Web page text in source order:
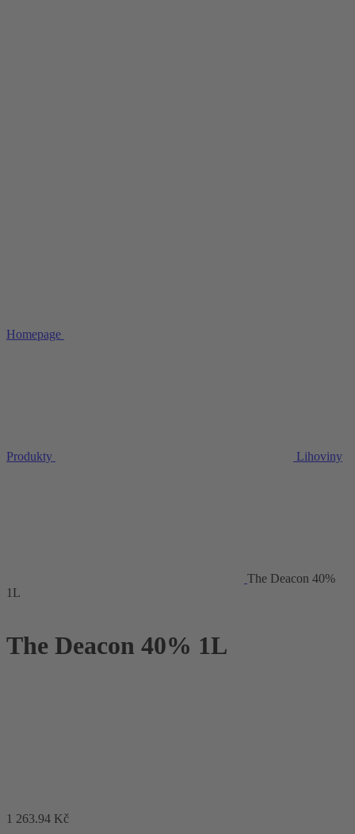
Homepage
Produkty Lihoviny
The Deacon 40%
1L
The Deacon 40% 1L
1 263.94 Kč